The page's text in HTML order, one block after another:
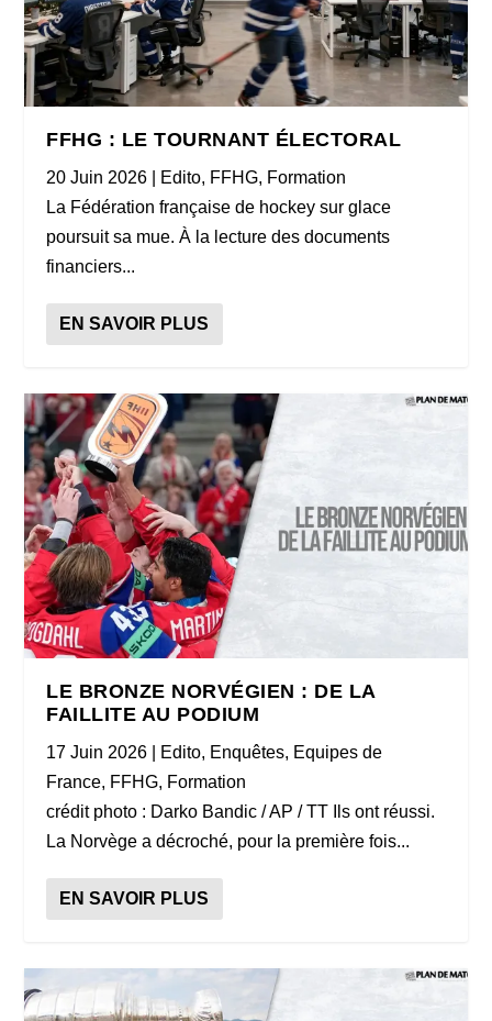
FFHG : LE TOURNANT ÉLECTORAL
20 Juin 2026 Edito, FFHG, Formation
La Fédération française de hockey sur glace
poursuit sa mue. À la lecture des documents
financiers...
EN SAVOIR PLUS
LE BRONZE NORVÉGIEN : DE LA
FAILLITE AU PODIUM
17 Juin 2026 Edito, Enquêtes, Equipes de
France, FFHG, Formation
crédit photo : Darko Bandic / AP / TT Ils ont réussi.
La Norvège a décroché, pour la première fois...
EN SAVOIR PLUS